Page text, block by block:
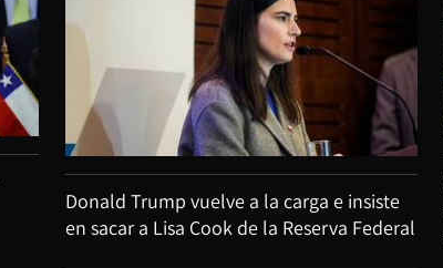
Donald Trump vuelve a la carga e insiste
en sacar a Lisa Cook de la Reserva Federal